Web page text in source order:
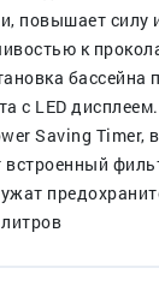
повышает силу
к
с LED
Saving